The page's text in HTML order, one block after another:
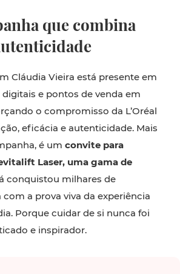
que combina
Cláudia Vieira está presente em
e pontos de venda em
o compromisso da L’Oréal
eficácia e autenticidade. Mais
é um convite para
Laser, uma gama de
conquistou milhares de
com a prova viva da experiência
Porque cuidar de si nunca foi
e inspirador.